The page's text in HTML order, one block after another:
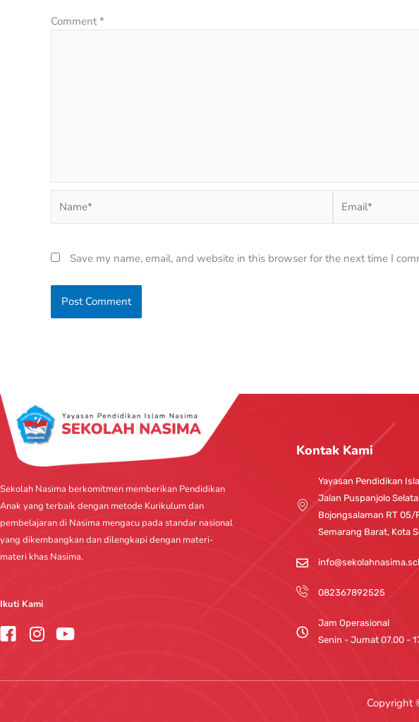
Comment *
Save my name, email, and website in this browser for the next time I
Sekolah Nasima berkomitmen memberikan Pendidikan
Anak yang terbaik dengan metode Kurikulum dan
pembelajaran di Nasima mengacu pada standar nasional
yang dikembangkan dan dilengkapi dengan materi-
materi khas Nasima.
Ikuti Kami
I
t
Y
t
Kontak Kami
Yayasan Pendidikan
Jalan Puspanjolo
Bojongsalaman RT 05/
Semarang Barat, Kota
082367892525
Jam Operasional
Senin - Jumat 07.00 -
Copyright